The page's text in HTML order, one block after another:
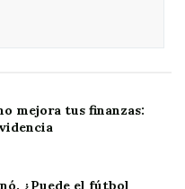
mejora tus finanzas:
¿Puede el fútbol